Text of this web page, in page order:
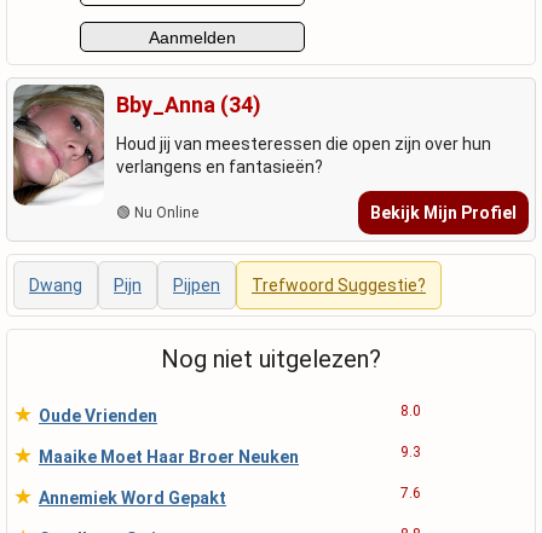
Bby_Anna (34)
Houd jij van meesteressen die open zijn over hun
verlangens en fantasieën?
🟢 Nu Online Bekijk Mijn Profiel
Dwang Pijn Pijpen Trefwoord Suggestie?
Nog niet uitgelezen?
★ Oude Vrienden 8.0
★ Maaike Moet Haar Broer Neuken 9.3
★ Annemiek Word Gepakt 7.6